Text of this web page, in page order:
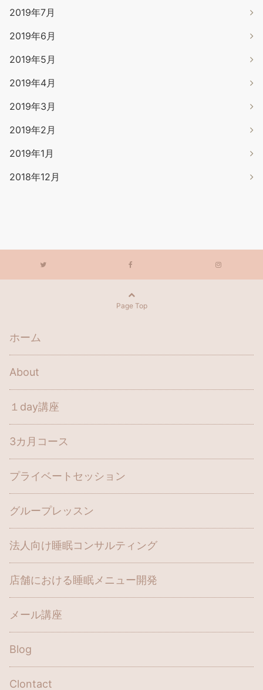
2019年7月
2019年6月
2019年5月
2019年4月
2019年3月
2019年2月
2019年1月
2018年12月
Page Top
ホーム
About
１day講座
3カ月コース
プライベートセッション
グループレッスン
法人向け睡眠コンサルティング
店舗における睡眠メニュー開発
メール講座
Blog
Clontact